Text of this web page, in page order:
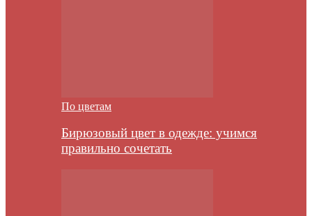
По цветам
Бирюзовый цвет в одежде: учимся
правильно сочетать